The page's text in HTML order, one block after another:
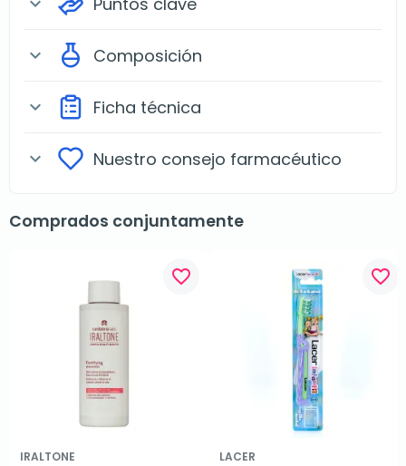
expand_more Composición
expand_more Ficha técnica
expand_more Nuestro consejo farmacéutico
Comprados conjuntamente
favorite_border
IRALTONE
favorite_border
LACER